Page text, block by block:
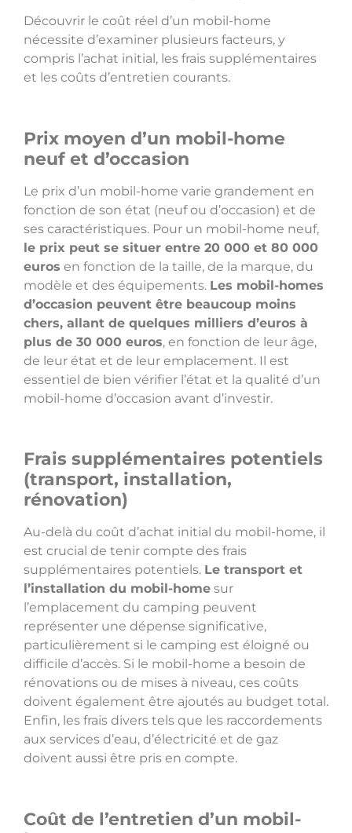
Découvrir le coût réel d’un mobil-home
nécessite d’examiner plusieurs facteurs, y
compris l’achat initial, les frais supplémentaires
et les coûts d’entretien courants.
Prix moyen d’un mobil-home
neuf et d’occasion
Le prix d’un mobil-home varie grandement en
fonction de son état (neuf ou d’occasion) et de
ses caractéristiques. Pour un mobil-home neuf,
le prix peut se situer entre 20 000 et 80 000
euros en fonction de la taille, de la marque, du
modèle et des équipements. Les mobil-homes
d’occasion peuvent être beaucoup moins
chers, allant de quelques milliers d’euros à
plus de 30 000 euros, en fonction de leur âge,
de leur état et de leur emplacement. Il est
essentiel de bien vérifier l’état et la qualité d’un
mobil-home d’occasion avant d’investir.
Frais supplémentaires potentiels
(transport, installation,
rénovation)
Au-delà du coût d’achat initial du mobil-home, il
est crucial de tenir compte des frais
supplémentaires potentiels. Le transport et
l’installation du mobil-home sur
l’emplacement du camping peuvent
représenter une dépense significative,
particulièrement si le camping est éloigné ou
difficile d’accès. Si le mobil-home a besoin de
rénovations ou de mises à niveau, ces coûts
doivent également être ajoutés au budget total.
Enfin, les frais divers tels que les raccordements
aux services d’eau, d’électricité et de gaz
doivent aussi être pris en compte.
Coût de l’entretien d’un mobil-